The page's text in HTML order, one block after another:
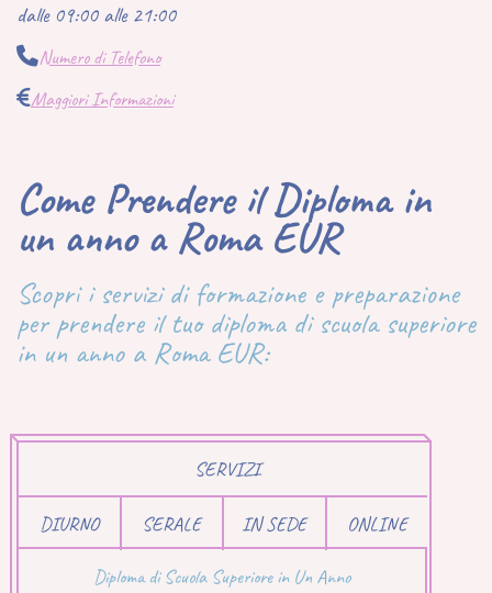
dalle 09:00 alle 21:00
Numero di Telefono
Maggiori Informazioni
Come Prendere il Diploma in
un anno a Roma EUR
Scopri i servizi di formazione e preparazione
per prendere il tuo diploma di scuola superiore
in un anno a Roma EUR:
SERVIZI
DIURNO SERALE IN SEDE ONLINE
Diploma di Scuola Superiore in Un Anno